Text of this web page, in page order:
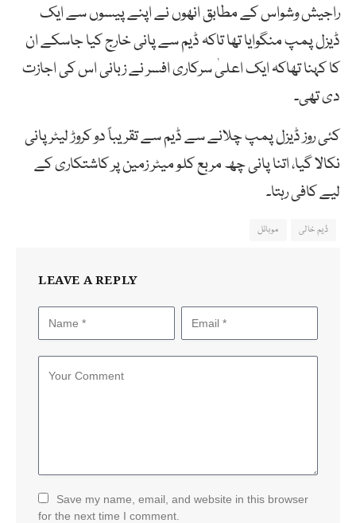
راجیش وشواس کے مطابق انھوں نے اپنے پیسوں سے ایک
ڈیزل پمپ منگوایا تھا تاکہ ڈیم سے پانی خارج کیا جاسکے ان
کا کہنا تھاکہ ایک اعلیٰ سرکاری افسر نے زبانی اس کی اجازت
دی تھی۔
کئی روز ڈیزل پمپ چلانے سے ڈیم سے تقریباً دو کروڑ لیٹر پانی
نکالا گیا، اتنا پانی چھ مربع کلو میٹر زمین پر کاشتکاری کے
لیے کافی رہتا۔
ڈیم خالی موبائل
LEAVE A REPLY
Save my name, email, and website in this browser
for the next time I comment.